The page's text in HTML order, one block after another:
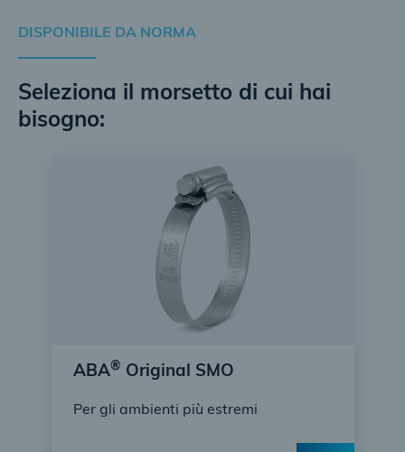
DISPONIBILE DA NORMA
Seleziona il morsetto di cui hai
bisogno:
ABA® Original SMO
Per gli ambienti più estremi